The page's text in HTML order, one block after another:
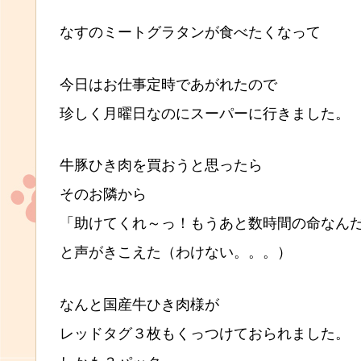
なすのミートグラタンが食べたくなって
今日はお仕事定時であがれたので
珍しく月曜日なのにスーパーに行きました。
牛豚ひき肉を買おうと思ったら
そのお隣から
「助けてくれ～っ！もうあと数時間の命なん
と声がきこえた（わけない。。。）
なんと国産牛ひき肉様が
レッドタグ３枚もくっつけておられました。